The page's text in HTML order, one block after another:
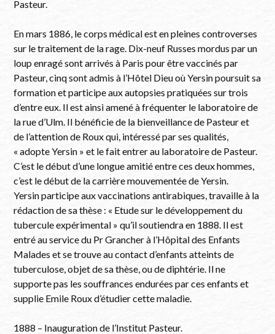
Pasteur.
En mars 1886, le corps médical est en pleines controverses
sur le traitement de la rage. Dix-neuf Russes mordus par un
loup enragé sont arrivés à Paris pour être vaccinés par
Pasteur, cinq sont admis à l’Hôtel Dieu où Yersin poursuit sa
formation et participe aux autopsies pratiquées sur trois
d’entre eux. Il est ainsi amené à fréquenter le laboratoire de
la rue d’Ulm. Il bénéficie de la bienveillance de Pasteur et
de l’attention de Roux qui, intéressé par ses qualités,
« adopte Yersin » et le fait entrer au laboratoire de Pasteur.
C’est le début d’une longue amitié entre ces deux hommes,
c’est le début de la carrière mouvementée de Yersin.
Yersin participe aux vaccinations antirabiques, travaille à la
rédaction de sa thèse : « Etude sur le développement du
tubercule expérimental » qu’il soutiendra en 1888. Il est
entré au service du Pr Grancher à l’Hôpital des Enfants
Malades et se trouve au contact d’enfants atteints de
tuberculose, objet de sa thèse, ou de diphtérie. Il ne
supporte pas les souffrances endurées par ces enfants et
supplie Emile Roux d’étudier cette maladie.
1888 – Inauguration de l’Institut Pasteur.